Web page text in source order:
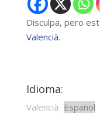
Disculpa, pero
Valencià.
Idioma:
Valencià Español